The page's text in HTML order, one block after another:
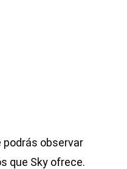
podrás observar
que Sky ofrece.